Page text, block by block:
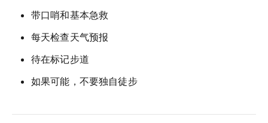
带口哨和基本急救
每天检查天气预报
待在标记步道
如果可能，不要独自徒步